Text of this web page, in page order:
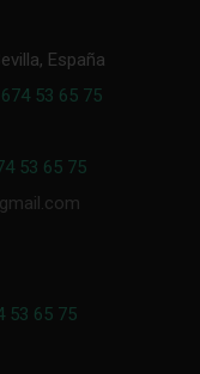
España
674 53 65 75
53 65 75
53 65 75